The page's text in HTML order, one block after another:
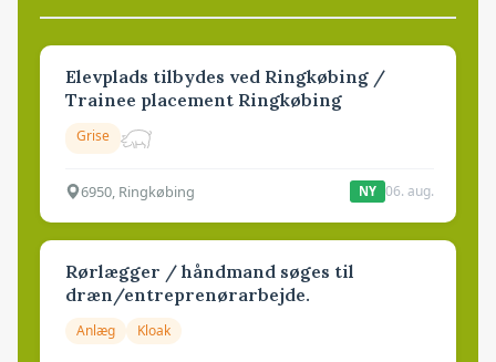
Elevplads tilbydes ved Ringkøbing /
Trainee placement Ringkøbing
Grise
6950, Ringkøbing NY 06. aug.
Rørlægger / håndmand søges til
dræn/entreprenørarbejde.
Anlæg Kloak